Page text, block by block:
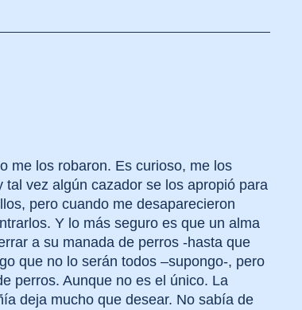
me los robaron. Es curioso, me los
vez algún cazador se los apropió para
pero cuando me desaparecieron
Y lo más seguro es que un alma
a su manada de perros -hasta que
que no lo serán todos –supongo-, pero
perros. Aunque no es el único. La
deja mucho que desear. No sabía de